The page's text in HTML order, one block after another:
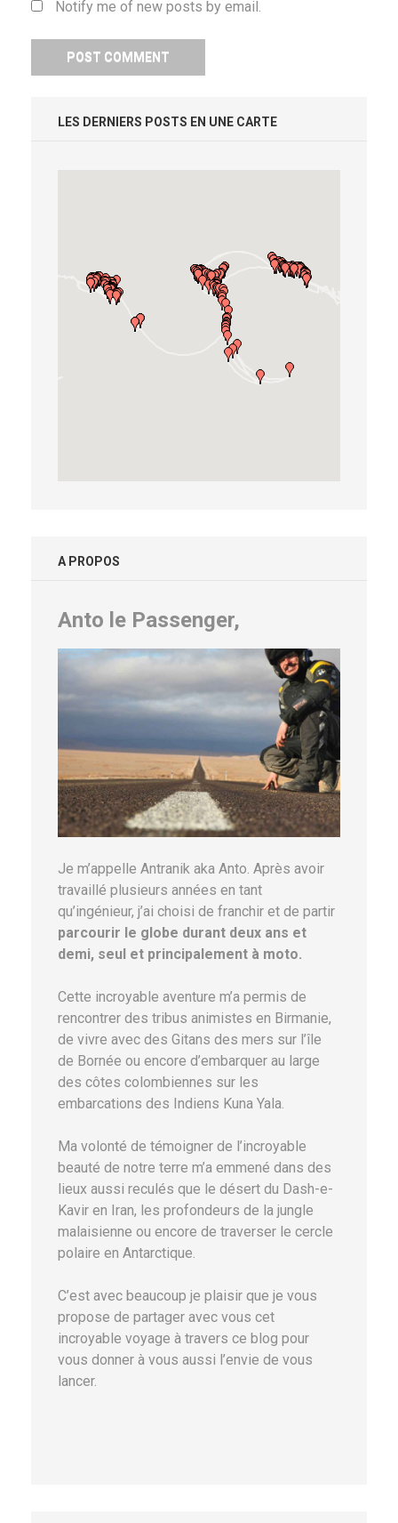
Notify me of new posts by email.
LES DERNIERS POSTS EN UNE CARTE
A PROPOS
Anto le Passenger,
Je m’appelle Antranik aka Anto. Après avoir
travaillé plusieurs années en tant
qu’ingénieur, j’ai choisi de franchir et de partir
parcourir le globe durant deux ans et
demi, seul et principalement à moto.
Cette incroyable aventure m’a permis de
rencontrer des tribus animistes en Birmanie,
de vivre avec des Gitans des mers sur l’île
de Bornée ou encore d’embarquer au large
des côtes colombiennes sur les
embarcations des Indiens Kuna Yala.
Ma volonté de témoigner de l’incroyable
beauté de notre terre m’a emmené dans des
lieux aussi reculés que le désert du Dash-e-
Kavir en Iran, les profondeurs de la jungle
malaisienne ou encore de traverser le cercle
polaire en Antarctique.
C’est avec beaucoup je plaisir que je vous
propose de partager avec vous cet
incroyable voyage à travers ce blog pour
vous donner à vous aussi l’envie de vous
lancer.